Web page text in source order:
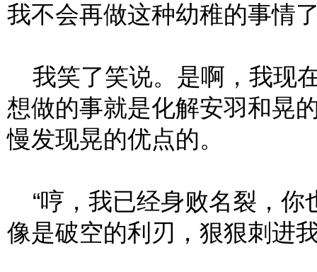
我不会再做这种幼稚的事情
我笑了笑说。是啊，我现
想做的事就是化解安羽和晃
慢发现晃的优点的。
“哼，我已经身败名裂，你
像是破空的利刃，狠狠刺进